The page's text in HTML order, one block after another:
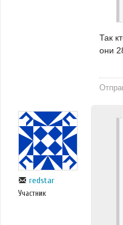
Так
они
redstar
Участник